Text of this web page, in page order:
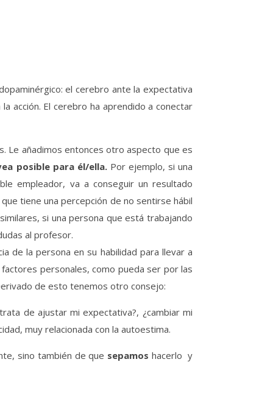
el cerebro ante la expectativa
acción. El cerebro ha aprendido a conectar
Le añadimos entonces otro aspecto que es
posible para él/ella.Por ejemplo, si una
empleador, va a conseguir un resultado
tiene una percepción de no sentirse hábil
si una persona que está trabajando
al profesor.
de la persona en su habilidad para llevar a
personales, como pueda ser por las
de esto tenemos otro consejo:
de ajustar mi expectativa?, ¿cambiar mi
muy relacionada con la autoestima.
sino también de que sepamos hacerlo y